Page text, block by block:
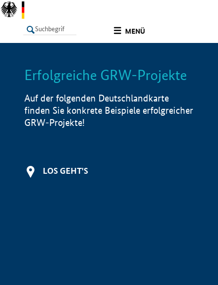
MENÜ
LISTE Info
Erfolgreiche GRW-Projekte
Auf der folgenden Deutschlandkarte
finden Sie konkrete Beispiele erfolgreicher
GRW-Projekte!
LOS GEHT'S